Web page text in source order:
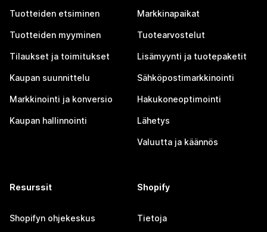
Tuotteiden etsiminen
Tuotteiden myyminen
Tilaukset ja toimitukset
Kaupan suunnittelu
Markkinointi ja konversio
Kaupan hallinnointi
Markkinapaikat
Tuotearvostelut
Lisämyynti ja tuotepaketit
Sähköpostimarkkinointi
Hakukoneoptimointi
Lähetys
Valuutta ja käännös
Resurssit
Shopifyn ohjekeskus
Shopify
Tietoja